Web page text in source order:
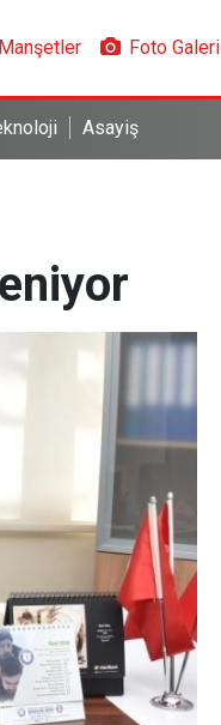
Manşetler Foto Galeri
Asayiş